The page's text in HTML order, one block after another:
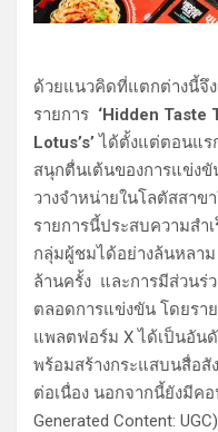
ด้วยแนวคิดที่แตกต่างนี้จึ
รายการ ‘Hidden Taste
Lotus’s’ได้ตั้งแต่ตอนแร
สนุกตื่นเต้นของการแข่ง
วางจำหน่ายในโลตัสสาข
รายการนี้ประสบความสำ
กลุ่มผู้ชมได้อย่างล้นหลาม
ล้านครั้ง และการมีส่วนร่
ตลอดการแข่งขัน โดยรา
แพลตฟอร์ม X ได้เป็นอัน
พร้อมสร้างกระแสบนสื่อสั
ต่อเนื่อง นอกจากนี้ยังมีค
Generated Content: